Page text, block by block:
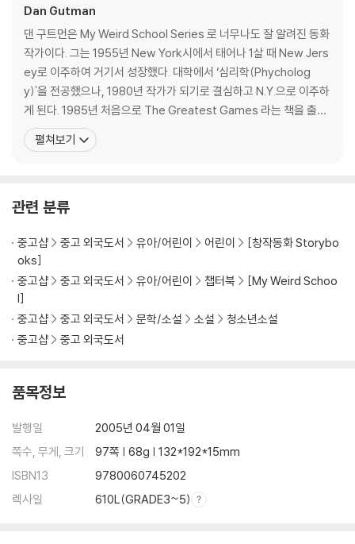
Dan Gutman
댄 구트먼은 My Weird School Series 로 너무나도 잘 알려진 동화
작가이다. 그는 1955년 New York시에서 태어나 1살 때 New Jers
ey로 이주하여 거기서 성장했다. 대학에서 ‘심리학(Phycholog
y)'을 전공했으나, 1980년 작가가 되기로 결심하고 N.Y.으로 이주하
게 된다. 1985년 처음으로 The Greatest Games 라는 책을 출간
한 이래 지금까지 다양한 방면의 책을 출간하였으며 주로 스포츠와
관련된 책을 많이 저술하였다. 또한, 그는 글을 쓰지 않을 때는 학교를
펼쳐보기
관련 분류
중고샵 중고 외국도서 유아/어린이 어린이
[창작동화 Storybo
oks]
중고샵
중고 외국도서 유아/어린이 챕터북
[My Weird Schoo
l]
중고샵
중고 외국도서 문학/소설 소설
청소년소설
중고샵
중고 외국도서
품목정보
발행일
2005년 04월 01일
쪽수, 무게, 크기
97쪽 | 68g | 132*192*15mm
ISBN13
9780060745202
렉사일
610L(GRADE3~5)